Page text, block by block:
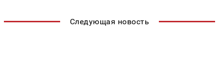
Следующая новость